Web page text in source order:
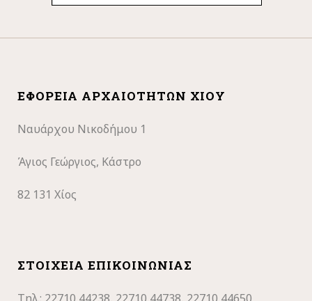
ΕΦΟΡΕΊΑ ΑΡΧΑΙΟΤΉΤΩΝ ΧΊΟΥ
Ναυάρχου Νικοδήμου 1
Άγιος Γεώργιος, Κάστρο
82 131 Χίος
ΣΤΟΙΧΕΊΑ ΕΠΙΚΟΙΝΩΝΊΑΣ